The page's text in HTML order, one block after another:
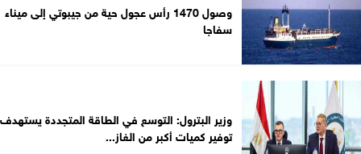
وصول 1470 رأس عجول حية من جيبوتي إلى ميناء
سفاجا
وزير البترول: التوسع في الطاقة المتجددة يستهدف
توفير كميات أكبر من الغاز...